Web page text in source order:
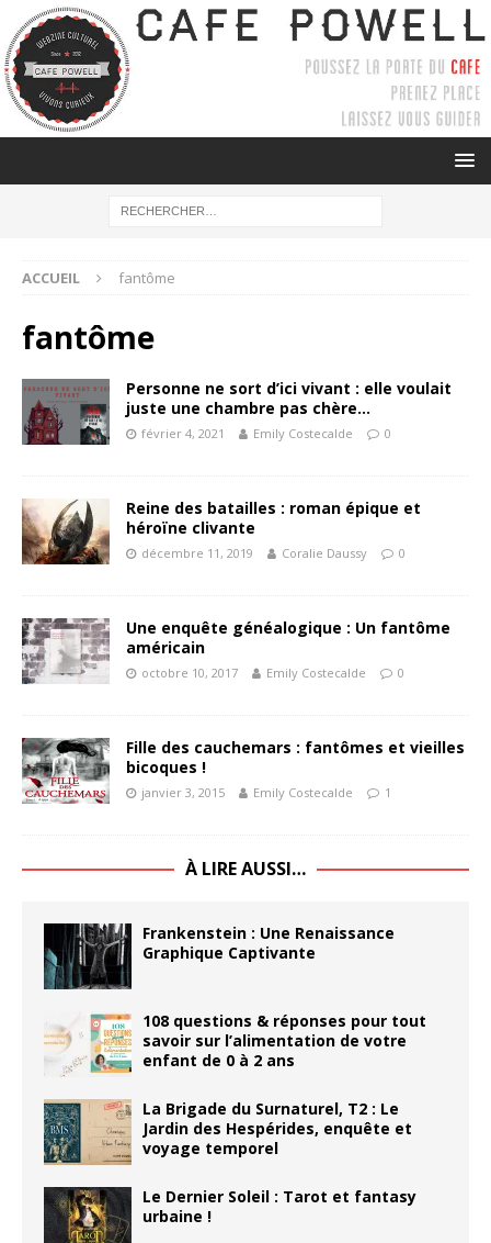
ACCUEIL fantôme
fantôme
Personne ne sort d’ici vivant : elle voulait
juste une chambre pas chère…
février 4, 2021 Emily Costecalde 0
Reine des batailles : roman épique et
héroïne clivante
décembre 11, 2019 Coralie Daussy 0
Une enquête généalogique : Un fantôme
américain
octobre 10, 2017 Emily Costecalde 0
Fille des cauchemars : fantômes et vieilles
bicoques !
janvier 3, 2015 Emily Costecalde 1
À LIRE AUSSI…
Frankenstein : Une Renaissance
Graphique Captivante
108 questions & réponses pour tout
savoir sur l’alimentation de votre
enfant de 0 à 2 ans
La Brigade du Surnaturel, T2 : Le
Jardin des Hespérides, enquête et
voyage temporel
Le Dernier Soleil : Tarot et fantasy
urbaine !